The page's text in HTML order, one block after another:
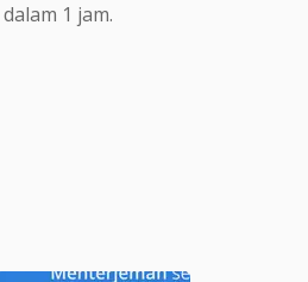
1 jam.